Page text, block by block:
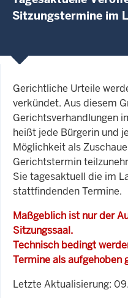
Sitzungstermine im
Gerichtliche Urteile
verkündet. Aus diesem
Gerichtsverhandlungen
heißt jede Bürgerin und
Möglichkeit als
Gerichtstermin
Sie tagesaktuell die im
stattfindenden Termine.
Maßgeblich ist nur der
Sitzungssaal.
Technisch bedingt
Termine als aufgehoben
Letzte Aktualisierung: